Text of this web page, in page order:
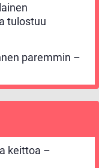
tulostuu
paremmin –
keittoa –